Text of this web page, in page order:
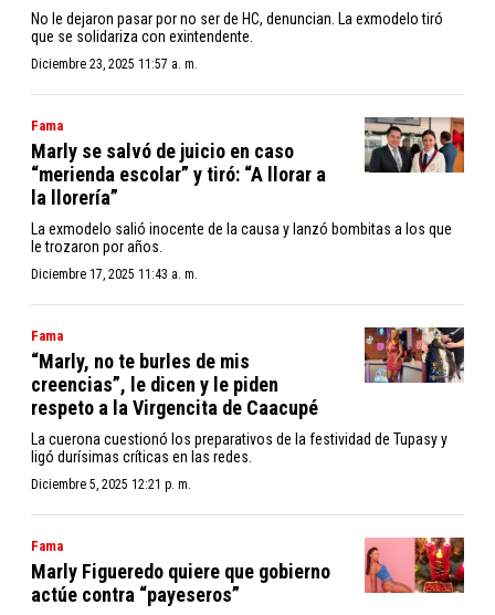
No le dejaron pasar por no ser de HC, denuncian. La exmodelo tiró
que se solidariza con exintendente.
Diciembre 23, 2025 11:57 a. m.
Fama
Marly se salvó de juicio en caso
“merienda escolar” y tiró: “A llorar a
la llorería”
La exmodelo salió inocente de la causa y lanzó bombitas a los que
le trozaron por años.
Diciembre 17, 2025 11:43 a. m.
Fama
“Marly, no te burles de mis
creencias”, le dicen y le piden
respeto a la Virgencita de Caacupé
La cuerona cuestionó los preparativos de la festividad de Tupasy y
ligó durísimas críticas en las redes.
Diciembre 5, 2025 12:21 p. m.
Fama
Marly Figueredo quiere que gobierno
actúe contra “payeseros”